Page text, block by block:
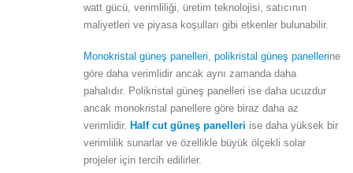
watt gücü, verimliliği, üretim teknolojisi, satıcının
maliyetleri ve piyasa koşulları gibi etkenler bulunabilir.
Monokristal güneş panelleri, polikristal güneş panellerine
göre daha verimlidir ancak aynı zamanda daha
pahalıdır. Polikristal güneş panelleri ise daha ucuzdur
ancak monokristal panellere göre biraz daha az
verimlidir. Half cut güneş panelleri ise daha yüksek bir
verimlilik sunarlar ve özellikle büyük ölçekli solar
projeler için tercih edilirler.